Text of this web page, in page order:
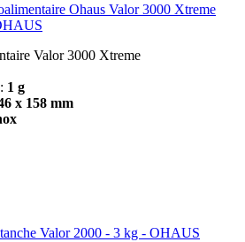
Ohaus Valor 3000 Xtreme
Valor 3000 Xtreme
1 g
x 158 mm
Valor 2000 - 3 kg - OHAUS